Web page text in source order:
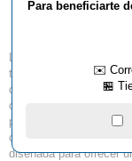
La goma Stiga DNA
tenis de mesa de
combinación única de
característica clave es
para generar topspin
caucho superior
diseñada para ofrecer
Para beneficiarte
✉️
🏪